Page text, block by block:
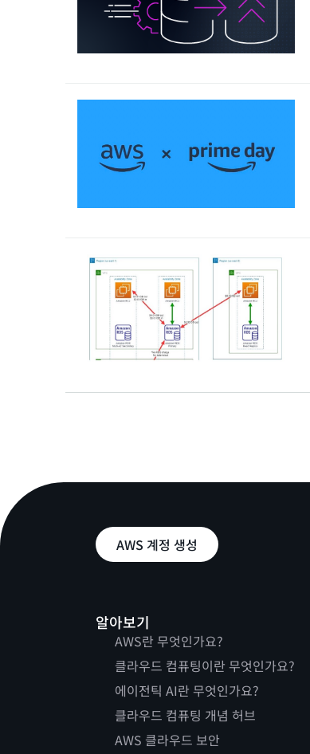
AWS 계정 생성
알아보기
AWS란 무엇인가요?
클라우드 컴퓨팅이란 무엇인가요?
에이전틱 AI란 무엇인가요?
클라우드 컴퓨팅 개념 허브
AWS 클라우드 보안